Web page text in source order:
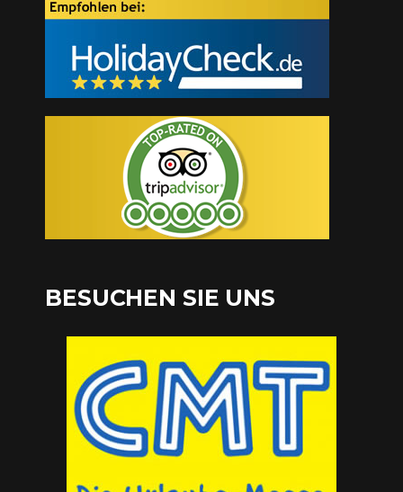
BESUCHEN SIE UNS